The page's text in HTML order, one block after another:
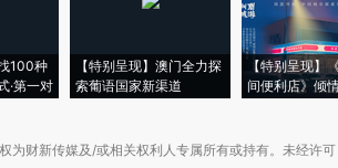
100种
·第一对
【特别呈现】澳门全力探
索葡语国家新渠道
【特别呈现】
间便利店》倾
为财新传媒及/或相关权利人专属所有或持有。未经许